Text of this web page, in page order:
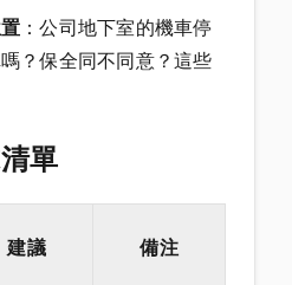
：公司地下室的機車停
？保全同不同意？這些
單
建議 備注